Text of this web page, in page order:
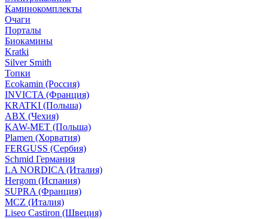
Каминокомплекты
Очаги
Порталы
Биокамины
Kratki
Silver Smith
Топки
Ecokamin (Россия)
INVICTA (Франция)
KRATKI (Польша)
ABX (Чехия)
KAW-MET (Польша)
Plamen (Хорватия)
FERGUSS (Сербия)
Schmid Германия
LA NORDICA (Италия)
Hergom (Испания)
SUPRA (Франция)
MCZ (Италия)
Liseo Castiron (Швеция)